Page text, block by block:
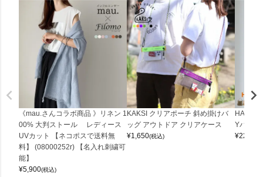
《mau.さんコラボ商品 》リネン 1
00% 大判ストール レディース
UVカット 【ネコポスで送料無
料】 (08000252r) 【名入れ刺繍可
能】
¥5,900(税込)
KAKSI クリアポーチ 斜め掛けバ
ッグ アウトドア クリアケース
¥1,650(税込)
Yバッグ
¥22,000